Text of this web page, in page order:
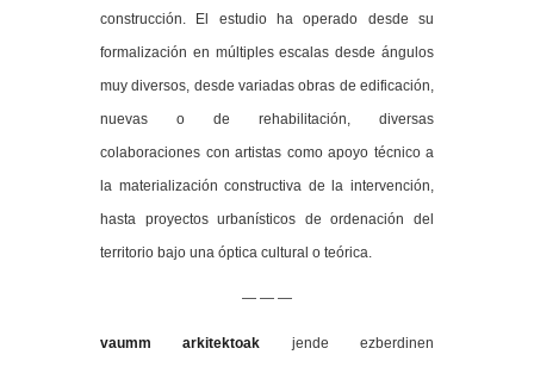
construcción. El estudio ha operado desde su
formalización en múltiples escalas desde ángulos
muy diversos, desde variadas obras de edificación,
nuevas o de rehabilitación, diversas
colaboraciones con artistas como apoyo técnico a
la materialización constructiva de la intervención,
hasta proyectos urbanísticos de ordenación del
territorio bajo una óptica cultural o teórica.
— — —
vaumm arkitektoak jende ezberdinen